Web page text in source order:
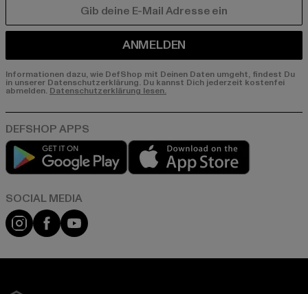
ANMELDEN
Informationen dazu, wie DefShop mit Deinen Daten umgeht, findest Du
in unserer Datenschutzerklärung. Du kannst Dich jederzeit kostenfei
abmelden. Datenschutzerklärung lesen.
Play market
Instagram
FacebookYouTube